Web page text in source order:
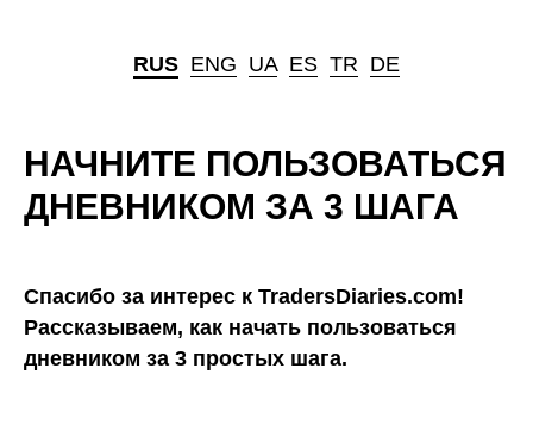
RUS ENG UAㅤ ES TR DE
НАЧНИТЕ ПОЛЬЗОВАТЬСЯ
ДНЕВНИКОМ ЗА 3 ШАГА
Спасибо за интерес к TradersDiaries.com!
Рассказываем, как начать пользоваться
дневником за 3 простых шага.